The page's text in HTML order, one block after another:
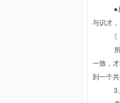
●
与识才
〖
所
一致，
到一个
3